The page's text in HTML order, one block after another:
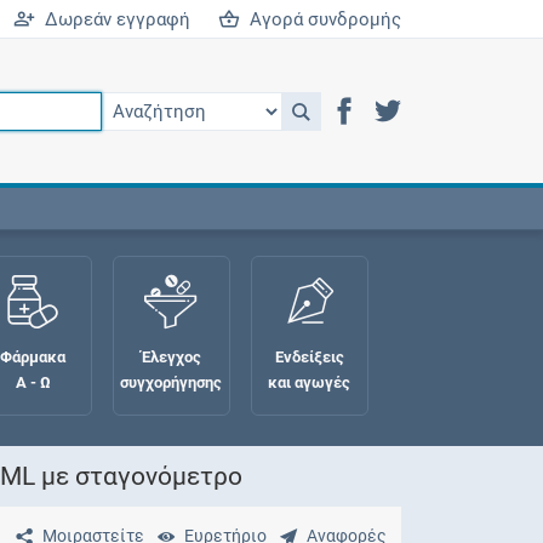
Δωρεάν εγγραφή Αγορά συνδρομής
Φάρμακα
Α - Ω
Έλεγχος
συγχορήγησης
Ενδείξεις
και αγωγές
με σταγονόμετρο
Μοιραστείτε Ευρετήριο Αναφορές